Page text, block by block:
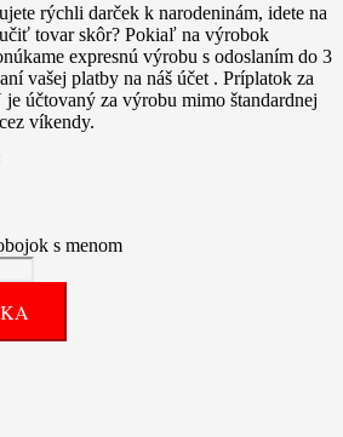
rýchli darček k narodeninám, idete na
tovar skôr? Pokiaľ na výrobok
expresnú výrobu s odoslaním do 3
vašej platby na náš účet . Príplatok za
účtovaný za výrobu mimo štandardnej
víkendy.
s menom